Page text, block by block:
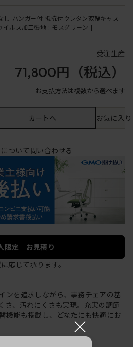
し ハンガー付 抵抗付ウレタン双輪キャス
ルス加工張地 : モスグリーン ]
受注生産
71,800円 （税込）
お支払方法は複数から選べます
カートへ お気に入
ついて問い合わせる
限定 お見積り
応じて承ります。
ンを追求しながら、事務チェアの基
さ、汚れにくさも実現。充実の調節
機能も搭載し、どなたにも快適にお
×